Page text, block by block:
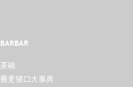
BARBAR
茶碗
蕎麦猪口大事典